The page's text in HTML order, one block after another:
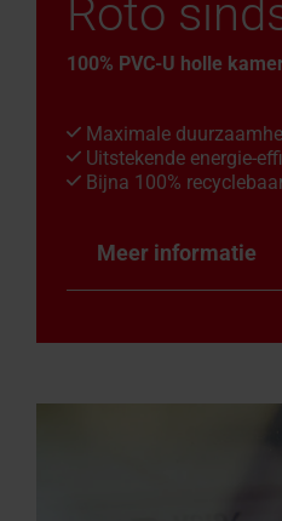
Roto
100% PVC-U holle
Maximale
Uitstekende energie-
Bijna 100%
Meer informatie